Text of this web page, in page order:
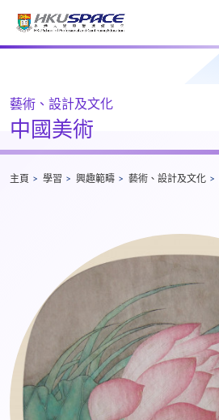
Main
藝術、設計及文化
中國美術
主頁 學習 興趣範疇 藝術、設計及文化